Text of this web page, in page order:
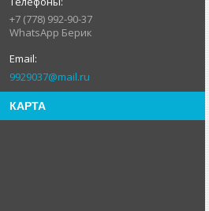
+7 (778) 992-90-37
WhatsApp Берик
9929037@mail.ru
КАРТА